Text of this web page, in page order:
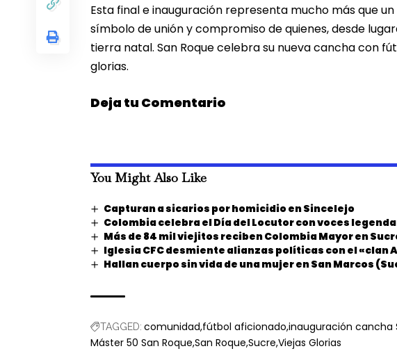
Esta final e inauguración representa mucho más que
símbolo de unión y compromiso de quienes, desde
tierra natal. San Roque celebra su nueva cancha con
glorias.
Deja tu Comentario
You Might Also Like
Capturan a sicarios por homicidio en Sincelejo
Colombia celebra el Día del Locutor con voces
Más de 84 mil viejitos reciben Colombia Mayor en
Iglesia CFC desmiente alianzas políticas con el «clan
Hallan cuerpo sin vida de una mujer en San Marcos
TAGGED: comunidad fútbol aficionado inauguración cancha
Máster 50 San Roque San Roque Sucre Viejas Glorias